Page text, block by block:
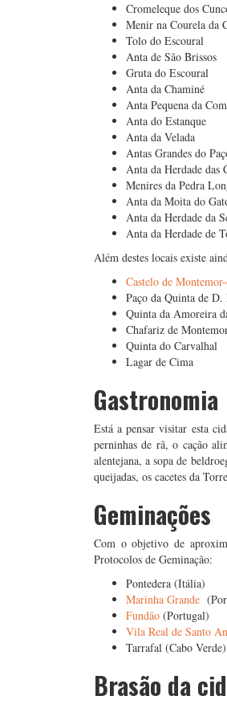
Cromeleque dos
Menir na Courela da
Tolo do Escoural
Anta de São Brissos
Gruta do Escoural
Anta da Chaminé
Anta Pequena da
Anta do Estanque
Anta da Velada
Antas Grandes do
Anta da Herdade das
Menires da Pedra
Anta da Moita do
Anta da Herdade da
Anta da Herdade de
Além destes locais existe
Castelo de
Paço da Quinta de D.
Quinta da Amoreira
Chafariz de
Quinta do Carvalhal
Lagar de Cima
Gastronomia
Está a pensar visitar esta
perninhas de rã, o cação
alentejana, a sopa de
queijadas, os cacetes da
Geminações
Com o objetivo de
Protocolos de Geminação:
Pontedera (Itália)
Marinha Grande
Fundão (Portugal)
Vila Real de Santo
Tarrafal (Cabo Verde)
Brasão da